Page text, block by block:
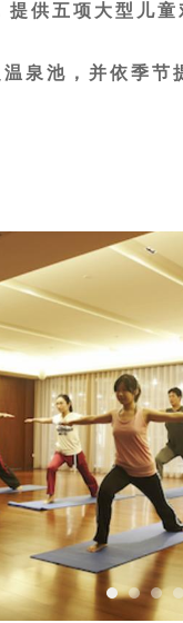
供五项大型儿童
泉池，并依季节
维持清洁及安全
着紧身泳衣、泳裤
后，请适时补
电解质平衡。
先卸妆并禁止涂抹